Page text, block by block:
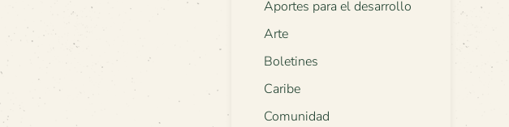
Aportes para el desarrollo
Arte
Boletines
Caribe
Comunidad